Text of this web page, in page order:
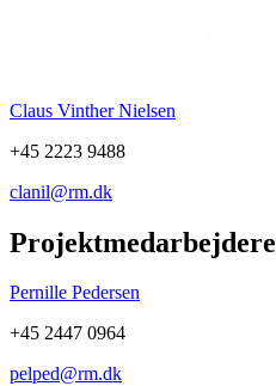
Claus Vinther Nielsen
+45 2223 9488
clanil@rm.dk
Projektmedarbejdere
Pernille Pedersen
+45 2447 0964
pelped@rm.dk